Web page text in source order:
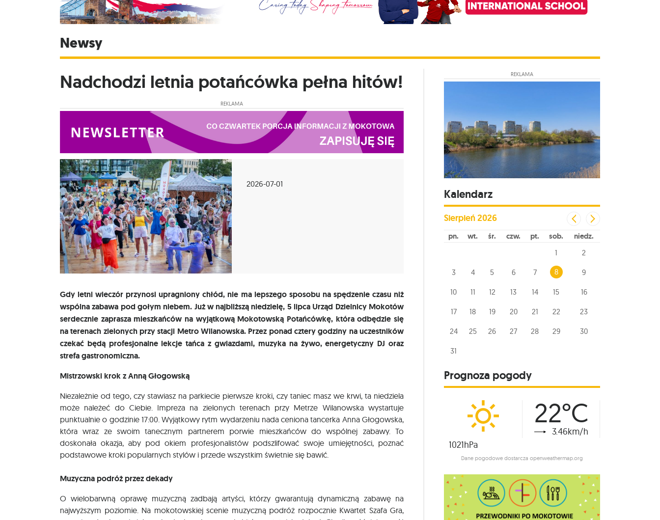
Newsy
Nadchodzi letnia potańcówka pełna hitów!
REKLAMA
2026-07-01
Gdy letni wieczór przynosi upragniony chłód, nie ma lepszego sposobu na spędzenie czasu niż
wspólna zabawa pod gołym niebem. Już w najbliższą niedzielę, 5 lipca Urząd Dzielnicy Mokotów
serdecznie zaprasza mieszkańców na wyjątkową Mokotowską Potańcówkę, która odbędzie się
na terenach zielonych przy stacji Metro Wilanowska. Przez ponad cztery godziny na uczestników
czekać będą profesjonalne lekcje tańca z gwiazdami, muzyka na żywo, energetyczny DJ oraz
strefa gastronomiczna.
Mistrzowski krok z Anną Głogowską
Niezależnie od tego, czy stawiasz na parkiecie pierwsze kroki, czy taniec masz we krwi, ta niedziela
może należeć do Ciebie. Impreza na zielonych terenach przy Metrze Wilanowska wystartuje
punktualnie o godzinie 17:00. Wyjątkowy rytm wydarzeniu nada ceniona tancerka Anna Głogowska,
która wraz ze swoim tanecznym partnerem porwie mieszkańców do wspólnej zabawy. To
doskonała okazja, aby pod okiem profesjonalistów podszlifować swoje umiejętności, poznać
podstawowe kroki popularnych stylów i przede wszystkim świetnie się bawić.
Muzyczna podróż przez dekady
O wielobarwną oprawę muzyczną zadbają artyści, którzy gwarantują dynamiczną zabawę na
najwyższym poziomie. Na mokotowskiej scenie muzyczną podróż rozpocznie Kwartet Szafa Gra,
REKLAMA
Kalendarz
Sierpień2026
pn wt śr czw pt sob niedz
1 2
3 4 5 6 7 8 9
10 11 12 13 14 15 16
17 18 19 20 21 22 23
24 25 26 27 28 29 30
31
Prognoza pogody
22°C
3.46km/h
1021hPa
Dane pogodowe dostarcza openweathermap.org